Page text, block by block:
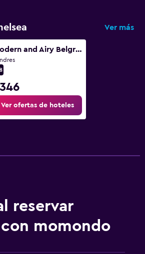
Ver más
Modern and Airy Belgravia Living
Ver ofertas de hoteles
reservar
momondo